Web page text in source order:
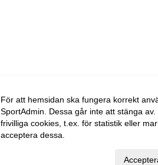
För att hemsidan ska fungera korrekt
SportAdmin. Dessa går inte att stänga
frivilliga cookies, t.ex. för statistik eller
acceptera dessa.